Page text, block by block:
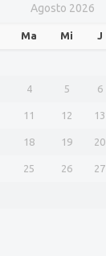
Agosto 2026
Ma Mi J
4 5 6
11 12 13
18 19 20
25 26 27